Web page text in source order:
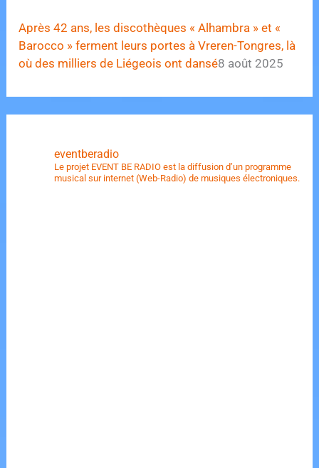
Après 42 ans, les discothèques « Alhambra » et «
Barocco » ferment leurs portes à Vreren-Tongres, là
où des milliers de Liégeois ont dansé8 août 2025
eventberadio
Le projet EVENT BE RADIO est la diffusion d’un programme
musical sur internet (Web-Radio) de musiques électroniques.